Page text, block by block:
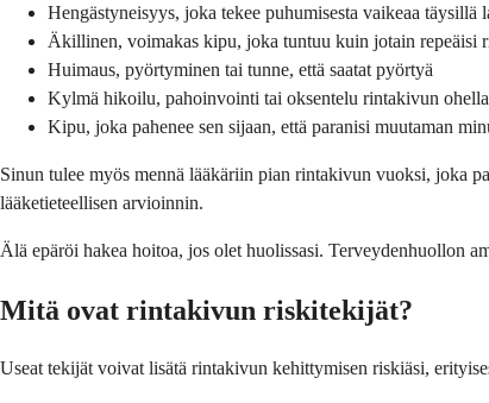
Hengästyneisyys, joka tekee puhumisesta vaikeaa täysillä
Äkillinen, voimakas kipu, joka tuntuu kuin jotain repeäisi
Huimaus, pyörtyminen tai tunne, että saatat pyörtyä
Kylmä hikoilu, pahoinvointi tai oksentelu rinta­kivun ohella
Kipu, joka pahenee sen sijaan, että paranisi muutaman
Sinun tulee myös mennä lääkäriin pian rinta­kivun vuoksi, joka
lääketieteellisen arvioinnin.
Älä epäröi hakea hoitoa, jos olet huolissasi. Terveydenhuollon
Mitä ovat rinta­kivun riskitekijät?
Useat tekijät voivat lisätä rinta­kivun kehittymisen riskiäsi,